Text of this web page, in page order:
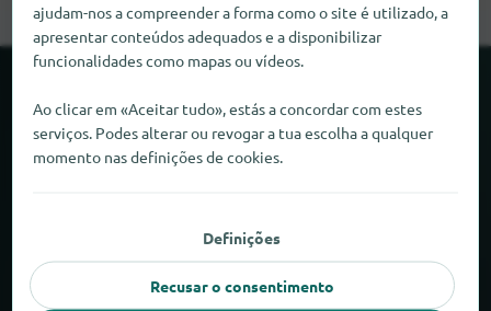
Sobre o locabee
Factos e números
Jurídico
ajudam-nos a compreender a forma como o site é utilizado, a
apresentar conteúdos adequados e a disponibilizar
funcionalidades como mapas ou vídeos.
Ao clicar em «Aceitar tudo», estás a concordar com estes
serviços. Podes alterar ou revogar a tua escolha a qualquer
momento nas definições de cookies.
Definições
Recusar o consentimento